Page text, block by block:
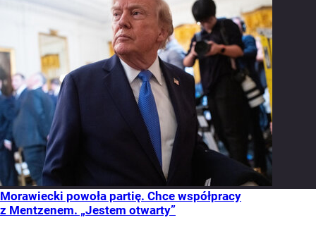
Morawiecki powoła partię. Chce współpracy
z Mentzenem. „Jestem otwarty”